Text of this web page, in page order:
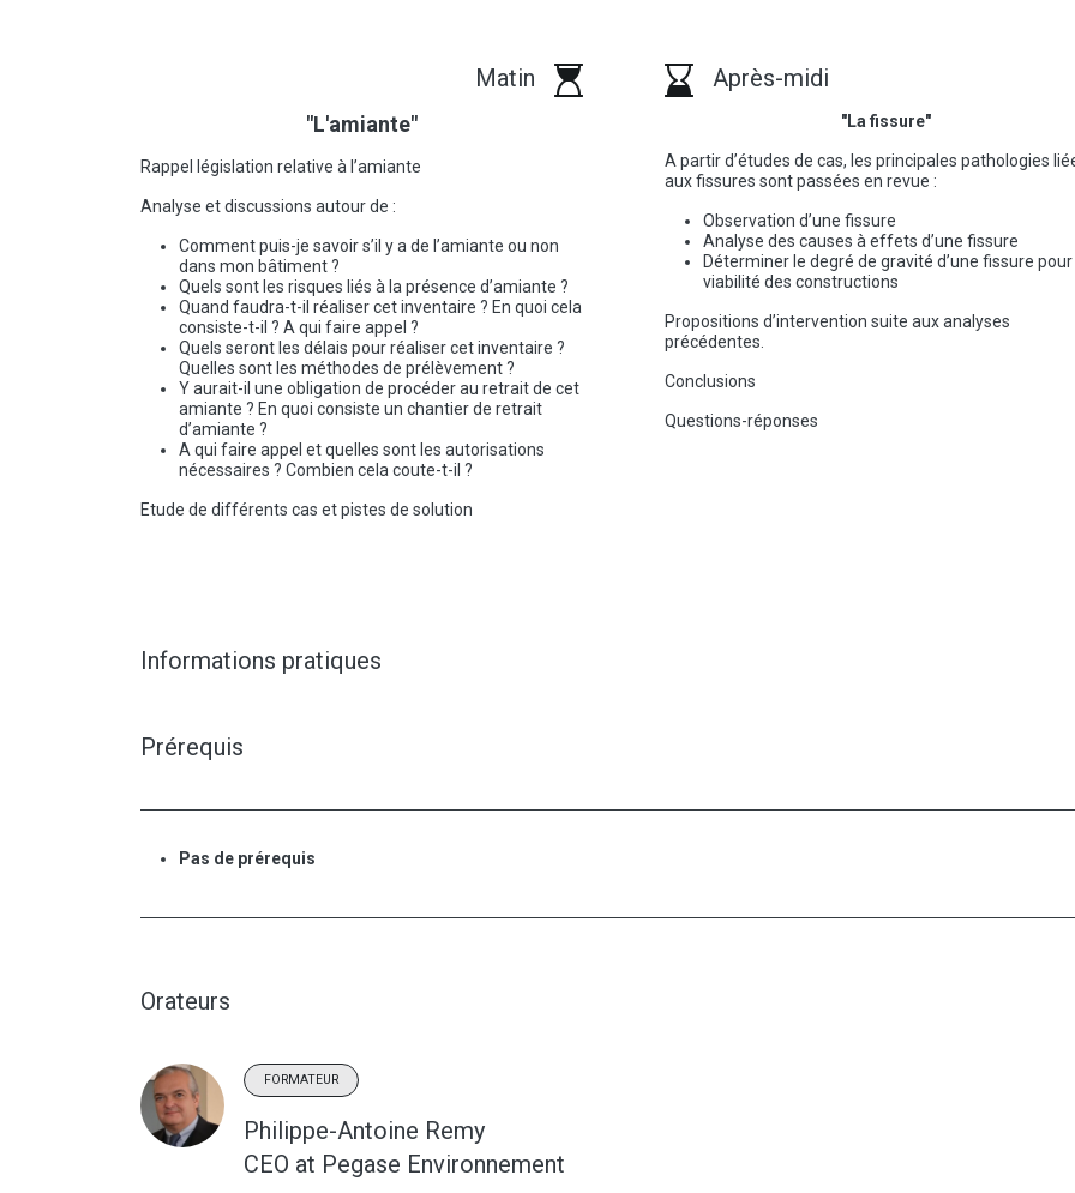
Matin
"L'amiante"
Rappel législation relative à l’amiante
Analyse et discussions autour de :
Comment puis-je savoir s’il y a de l’amiante ou non
dans mon bâtiment ?
Quels sont les risques liés à la présence d’amiante ?
Quand faudra-t-il réaliser cet inventaire ? En quoi cela
consiste-t-il ? A qui faire appel ?
Quels seront les délais pour réaliser cet inventaire ?
Quelles sont les méthodes de prélèvement ?
Y aurait-il une obligation de procéder au retrait de cet
amiante ? En quoi consiste un chantier de retrait
d’amiante ?
A qui faire appel et quelles sont les autorisations
nécessaires ? Combien cela coute-t-il ?
Etude de différents cas et pistes de solution
Après-midi
"La fissure"
A partir d’études de cas, les principales pathologies
aux fissures sont passées en revue :
Observation d’une fissure
Analyse des causes à effets d’une fissure
Déterminer le degré de gravité d’une fissure pour
viabilité des constructions
Propositions d’intervention suite aux analyses
précédentes.
Conclusions
Questions-réponses
Informations pratiques
Prérequis
Pas de prérequis
Orateurs
FORMATEUR
Philippe-Antoine Remy
CEO at Pegase Environnement